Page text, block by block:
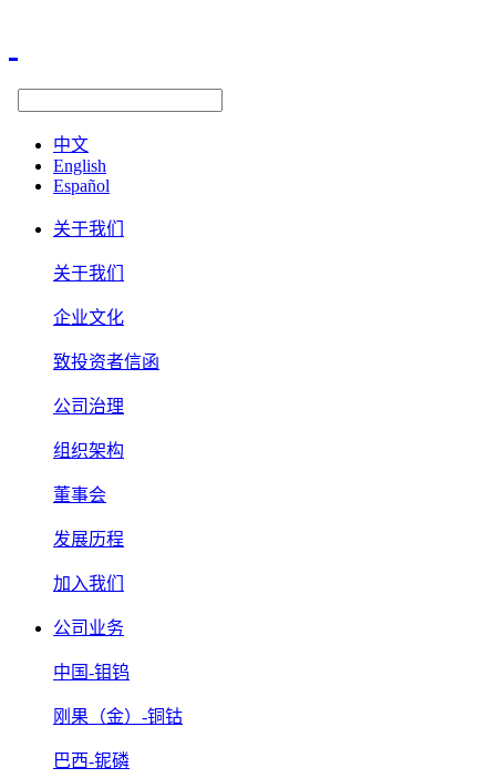
中文
English
Español
关于我们
关于我们
企业文化
致投资者信函
公司治理
组织架构
董事会
发展历程
加入我们
公司业务
中国-钼钨
刚果（金）-铜钴
巴西-铌磷